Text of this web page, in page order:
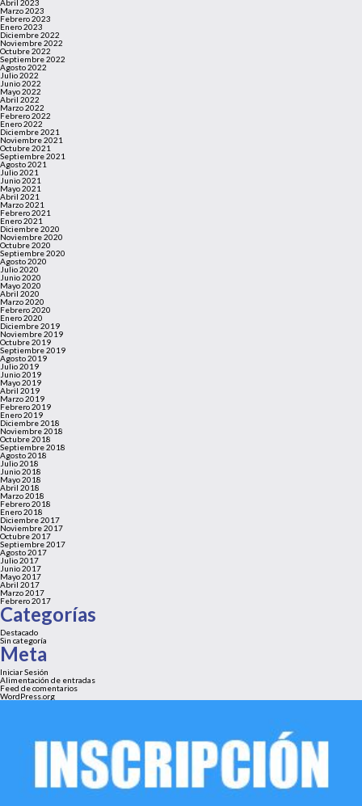
Abril 2023
Marzo 2023
Febrero 2023
Enero 2023
Diciembre 2022
Noviembre 2022
Octubre 2022
Septiembre 2022
Agosto 2022
Julio 2022
Junio 2022
Mayo 2022
Abril 2022
Marzo 2022
Febrero 2022
Enero 2022
Diciembre 2021
Noviembre 2021
Octubre 2021
Septiembre 2021
Agosto 2021
Julio 2021
Junio 2021
Mayo 2021
Abril 2021
Marzo 2021
Febrero 2021
Enero 2021
Diciembre 2020
Noviembre 2020
Octubre 2020
Septiembre 2020
Agosto 2020
Julio 2020
Junio 2020
Mayo 2020
Abril 2020
Marzo 2020
Febrero 2020
Enero 2020
Diciembre 2019
Noviembre 2019
Octubre 2019
Septiembre 2019
Agosto 2019
Julio 2019
Junio 2019
Mayo 2019
Abril 2019
Marzo 2019
Febrero 2019
Enero 2019
Diciembre 2018
Noviembre 2018
Octubre 2018
Septiembre 2018
Agosto 2018
Julio 2018
Junio 2018
Mayo 2018
Abril 2018
Marzo 2018
Febrero 2018
Enero 2018
Diciembre 2017
Noviembre 2017
Octubre 2017
Septiembre 2017
Agosto 2017
Julio 2017
Junio 2017
Mayo 2017
Abril 2017
Marzo 2017
Febrero 2017
Categorías
Destacado
Sin categoría
Meta
Iniciar Sesión
Alimentación de entradas
Feed de comentarios
WordPress.org